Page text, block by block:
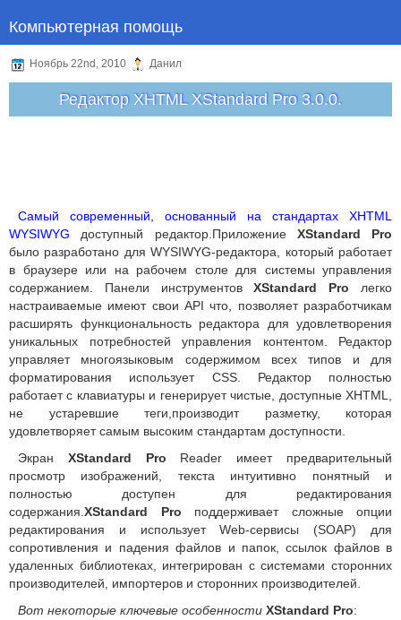
Компьютерная помощь
Ноябрь 22nd, 2010 Данил
Редактор XHTML XStandard Pro 3.0.0.
Самый современный, основанный на стандартах XHTML
WYSIWYG доступный редактор.Приложение XStandard Pro
было разработано для WYSIWYG-редактора, который работает
в браузере или на рабочем столе для системы управления
содержанием. Панели инструментовXStandard Pro легко
настраиваемые имеют свои API что, позволяет разработчикам
расширять функциональность редактора для удовлетворения
уникальных потребностей управления контентом. Редактор
управляет многоязыковым содержимом всех типов и для
форматирования использует CSS. Редактор полностью
работает с клавиатуры и генерирует чистые, доступные XHTML,
не устаревшие теги,производит разметку, которая
удовлетворяет самым высоким стандартам доступности.
Экран XStandard Pro Reader имеет предварительный
просмотр изображений, текста интуитивно понятный и
полностью доступен для редактирования
содержания. XStandard Pro поддерживает сложные опции
редактирования и использует Web-сервисы (SOAP) для
сопротивления и падения файлов и папок, ссылок файлов в
удаленных библиотеках, интегрирован с системами сторонних
производителей, импортеров и сторонних производителей.
Вот некоторые ключевые особенности XStandard Pro: